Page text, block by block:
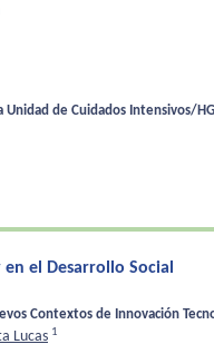
de Cuidados Intensivos/
el Desarrollo Social
Contextos de Innovación
Lucas 1